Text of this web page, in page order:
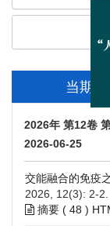
当期目
2026年 第12卷
2026-06-25
交能融合的免疫
2026, 12(3): 2-2.
摘要 ( 48 )